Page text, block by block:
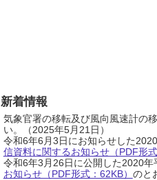
新着情報
気象官署の移転及び風向風速計の
い。（2025年5月21日）
令和6年6月3日にお知らせした
信資料に関するお知らせ（PDF形式
令和6年3月26日に公開した2020
お知らせ（PDF形式：62KB） のと